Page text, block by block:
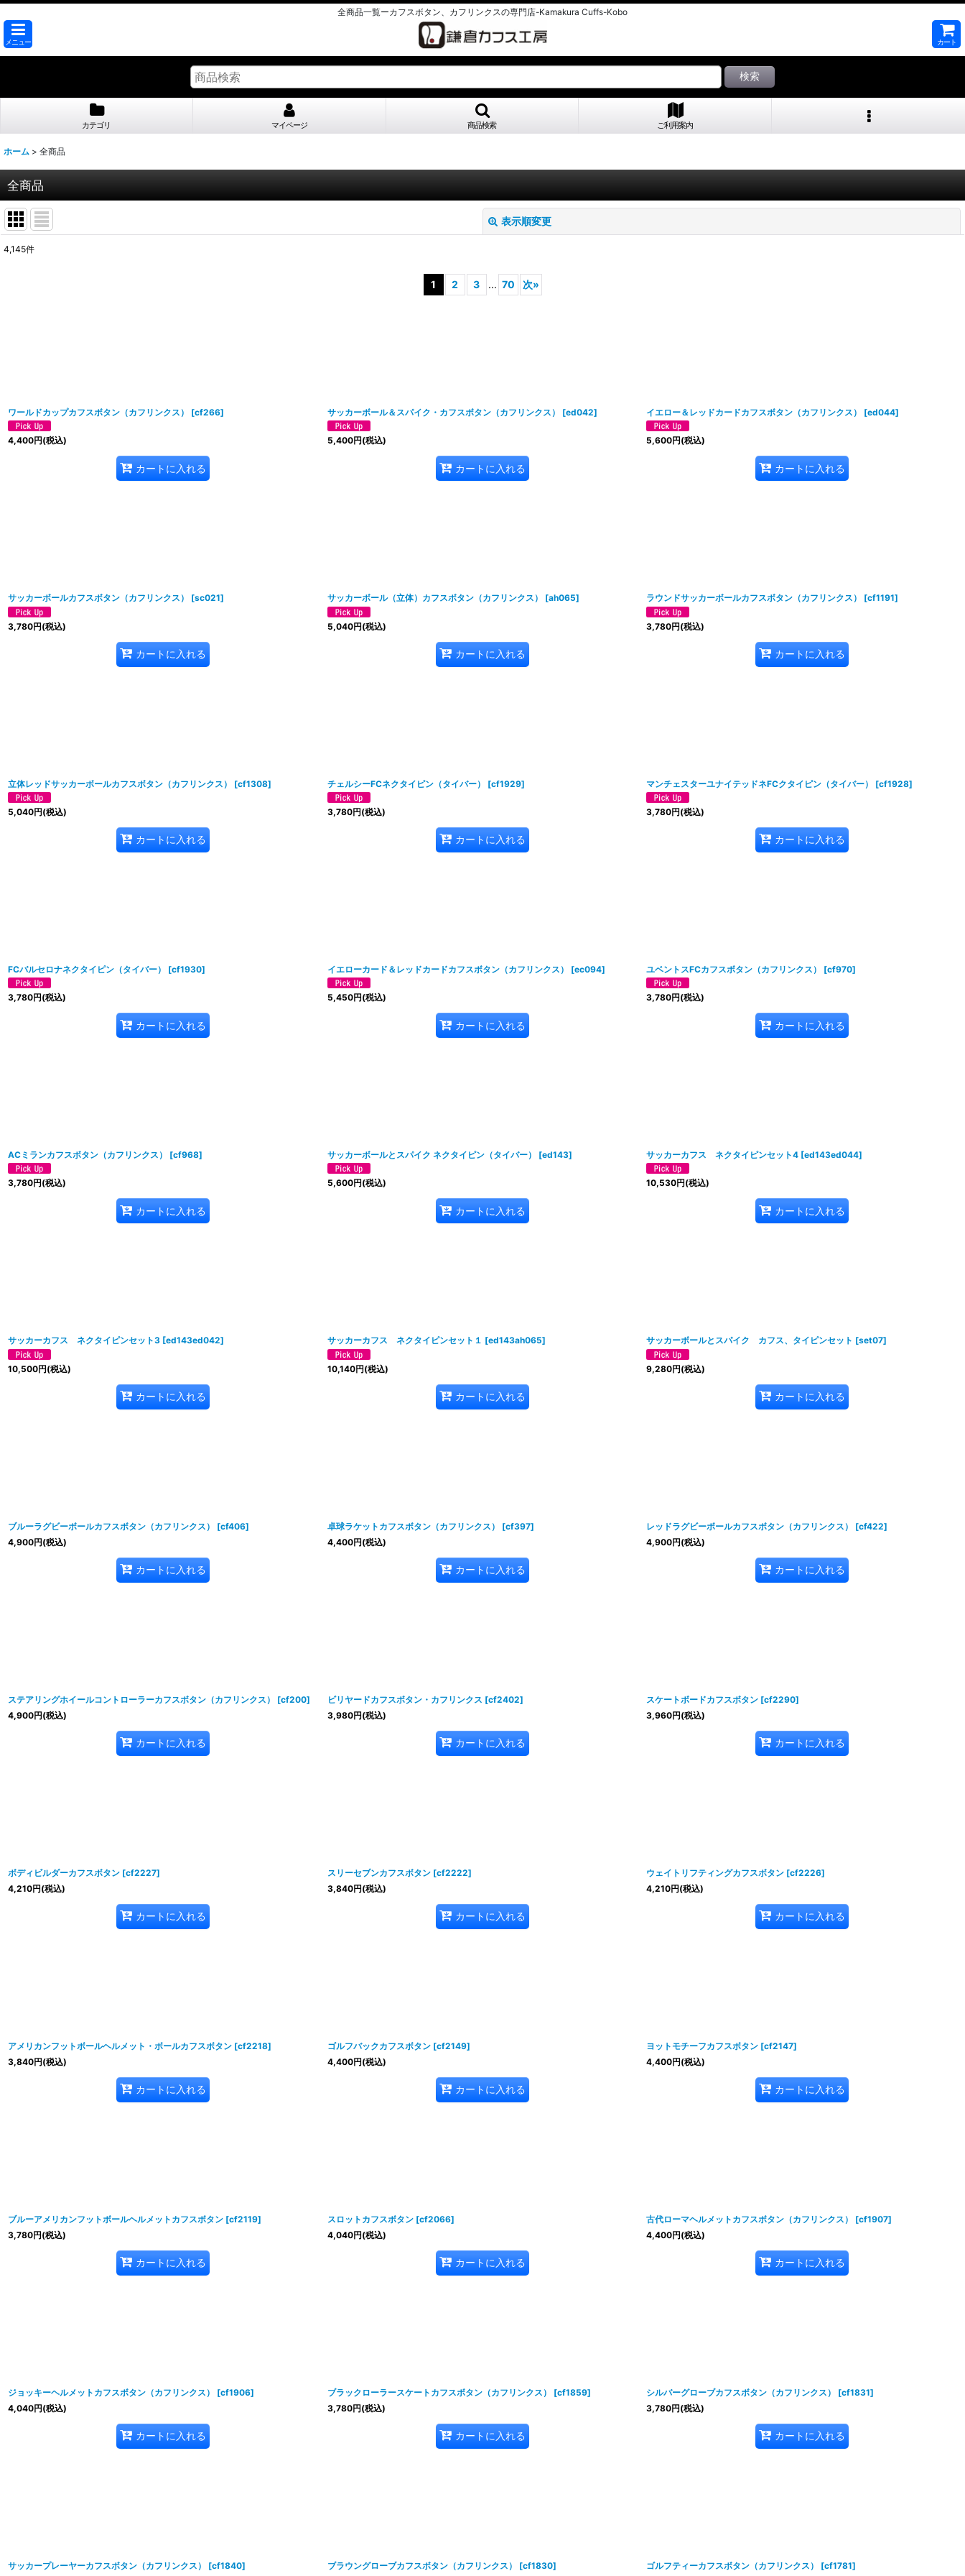
全商品一覧ーカフスボタン、カフリンクスの専門店-Kamakura Cuffs-Kobo
メニュー カート
検索
カテゴリ マイページ 商品検索 ご利用案内
ホーム > 全商品
全商品
表示順変更
4,145件
1 2 3 ... 70 次»
ワールドカップカフスボタン（カフリンクス） [cf266]
4,400円(税込)
カートに入れる
サッカーボール＆スパイク・カフスボタン（カフリンクス） [ed042]
5,400円(税込)
カートに入れる
イエロー＆レッドカードカフスボタン（カフリンクス） [ed044]
5,600円(税込)
カートに入れる
サッカーボールカフスボタン（カフリンクス） [sc021]
3,780円(税込)
カートに入れる
サッカーボール（立体）カフスボタン（カフリンクス） [ah065]
5,040円(税込)
カートに入れる
ラウンドサッカーボールカフスボタン（カフリンクス） [cf1191]
3,780円(税込)
カートに入れる
立体レッドサッカーボールカフスボタン（カフリンクス） [cf1308]
5,040円(税込)
カートに入れる
チェルシーFCネクタイピン（タイバー） [cf1929]
3,780円(税込)
カートに入れる
マンチェスターユナイテッドネFCクタイピン（タイバー） [cf1928]
3,780円(税込)
カートに入れる
FCバルセロナネクタイピン（タイバー） [cf1930]
3,780円(税込)
カートに入れる
イエローカード＆レッドカードカフスボタン（カフリンクス） [ec094]
5,450円(税込)
カートに入れる
ユベントスFCカフスボタン（カフリンクス） [cf970]
3,780円(税込)
カートに入れる
ACミランカフスボタン（カフリンクス） [cf968]
3,780円(税込)
カートに入れる
サッカーボールとスパイク ネクタイピン（タイバー） [ed143]
5,600円(税込)
カートに入れる
サッカーカフス ネクタイピンセット4 [ed143ed044]
10,530円(税込)
カートに入れる
サッカーカフス ネクタイピンセット3 [ed143ed042]
10,500円(税込)
カートに入れる
サッカーカフス ネクタイピンセット１ [ed143ah065]
10,140円(税込)
カートに入れる
サッカーボールとスパイク カフス、タイピンセット [set07]
9,280円(税込)
カートに入れる
ブルーラグビーボールカフスボタン（カフリンクス） [cf406]
4,900円(税込)
カートに入れる
卓球ラケットカフスボタン（カフリンクス） [cf397]
4,400円(税込)
カートに入れる
レッドラグビーボールカフスボタン（カフリンクス） [cf422]
4,900円(税込)
カートに入れる
ステアリングホイールコントローラーカフスボタン（カフリンクス） [cf200]
4,900円(税込)
カートに入れる
ビリヤードカフスボタン・カフリンクス [cf2402]
3,980円(税込)
カートに入れる
スケートボードカフスボタン [cf2290]
3,960円(税込)
カートに入れる
ボディビルダーカフスボタン [cf2227]
4,210円(税込)
カートに入れる
スリーセブンカフスボタン [cf2222]
3,840円(税込)
カートに入れる
ウェイトリフティングカフスボタン [cf2226]
4,210円(税込)
カートに入れる
アメリカンフットボールヘルメット・ボールカフスボタン [cf2218]
3,840円(税込)
カートに入れる
ゴルフバックカフスボタン [cf2149]
4,400円(税込)
カートに入れる
ヨットモチーフカフスボタン [cf2147]
4,400円(税込)
カートに入れる
ブルーアメリカンフットボールヘルメットカフスボタン [cf2119]
3,780円(税込)
カートに入れる
スロットカフスボタン [cf2066]
4,040円(税込)
カートに入れる
古代ローマヘルメットカフスボタン（カフリンクス） [cf1907]
4,400円(税込)
カートに入れる
ジョッキーヘルメットカフスボタン（カフリンクス） [cf1906]
4,040円(税込)
カートに入れる
ブラックローラースケートカフスボタン（カフリンクス） [cf1859]
3,780円(税込)
カートに入れる
シルバーグローブカフスボタン（カフリンクス） [cf1831]
3,780円(税込)
カートに入れる
サッカープレーヤーカフスボタン（カフリンクス） [cf1840]
ブラウングローブカフスボタン（カフリンクス） [cf1830]
ゴルフティーカフスボタン（カフリンクス） [cf1781]